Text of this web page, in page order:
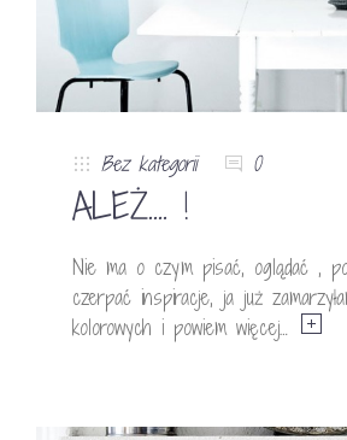
Bez kategorii 0
ALEŻ…. !
Nie ma o czym pisać, oglądać ,
czerpać inspiracje, ja już
kolorowych i powiem więcej…